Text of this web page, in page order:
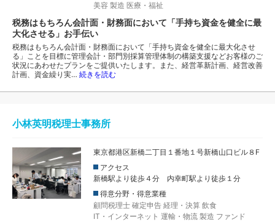
美容 製造 医療・福祉
税務はもちろん会計面・財務面において「手持ち資金を健全に最
大化させる」お手伝い
税務はもちろん会計面・財務面において「手持ち資金を健全に最大化させ
る」ことを目標に管理会計・部門別採算管理体制の構築支援などお客様のご
状況にあわせたプランをご提供いたします。また、経営革新計画、経営改善
計画、資金繰り実… 続きを読む
小林英明税理士事務所
東京都港区新橋二丁目１番地１号新橋山口ビル８F
アクセス
新橋駅より徒歩４分 内幸町駅より徒歩１分
得意分野・得意業種
顧問税理士 確定申告 経理・決算 飲食
IT・インターネット 運輸・物流 製造 ファンド